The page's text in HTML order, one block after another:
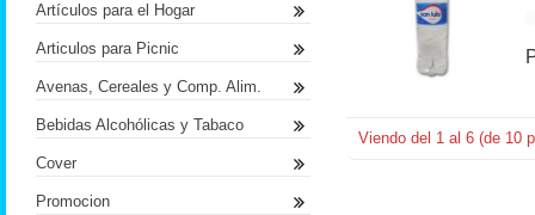
Viendo del 1 al 6 (de 10
Artículos para el Hogar
Articulos para Picnic
Avenas, Cereales y Comp. Alim.
Bebidas Alcohólicas y Tabaco
Cover
Promocion